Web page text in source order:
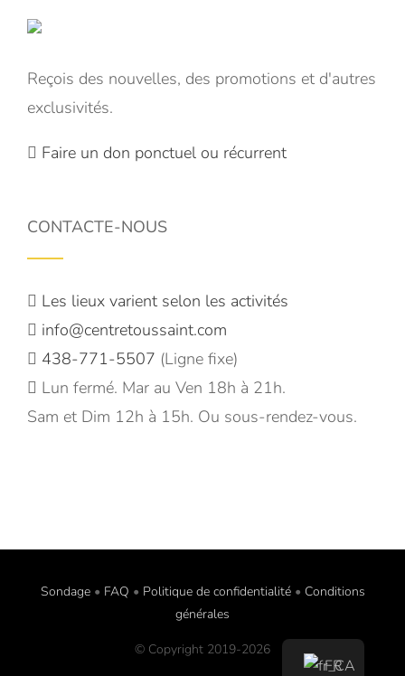
Reçois des nouvelles, des promotions et d'autres
exclusivités.
Faire un don ponctuel ou récurrent
CONTACTE-NOUS
Les lieux varient selon les activités
info@centretoussaint.com
438-771-5507 (Ligne fixe)
Lun fermé. Mar au Ven 18h à 21h.
Sam et Dim 12h à 15h. Ou sous-rendez-vous.
Sondage• FAQ • Politique de confidentialité• Conditions
générales
© Copyright 2019-2026
FR